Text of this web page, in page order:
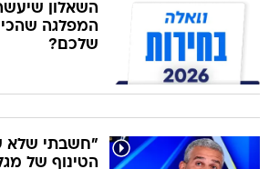
השאלון
המפלגה
שלכם?
"חשבתי שלא
הטינוף של מגל